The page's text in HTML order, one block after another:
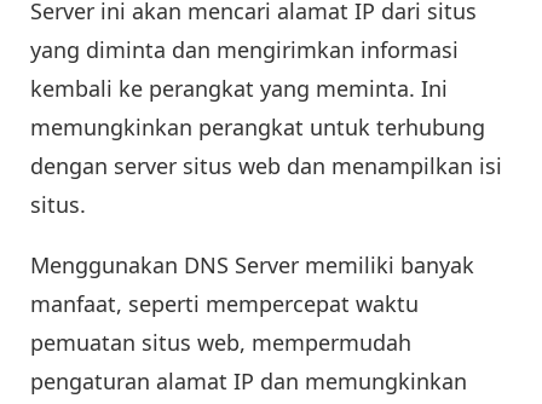
Server ini akan mencari alamat IP dari situs
yang diminta dan mengirimkan informasi
kembali ke perangkat yang meminta. Ini
memungkinkan perangkat untuk terhubung
dengan server situs web dan menampilkan isi
situs.
Menggunakan DNS Server memiliki banyak
manfaat, seperti mempercepat waktu
pemuatan situs web, mempermudah
pengaturan alamat IP dan memungkinkan